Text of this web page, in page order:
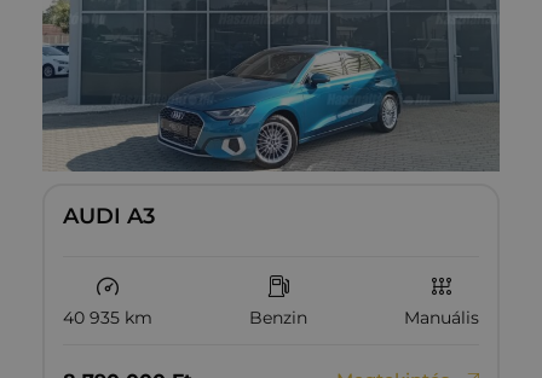
AUDI A3
40 935 km Benzin Manuális